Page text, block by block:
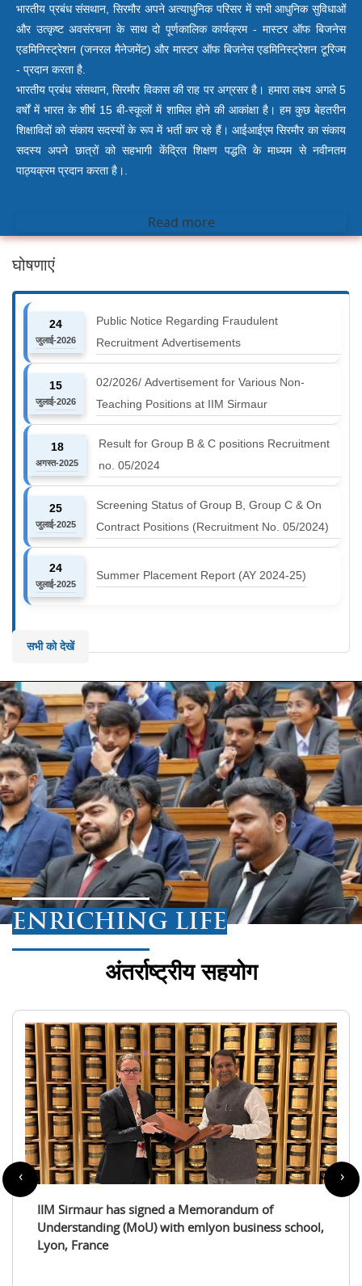
भारतीय प्रबंध संसथान, सिरमौर अपने अत्याधुनिक परिसर में सभी आधुनिक सुविधाओं
और उत्कृष्ट अवसंरचना के साथ दो पूर्णकालिक कार्यक्रम - मास्टर ऑफ बिजनेस
एडमिनिस्ट्रेशन (जनरल मैनेजमेंट) और मास्टर ऑफ बिजनेस एडमिनिस्ट्रेशन टूरिज्म
- प्रदान करता है.
भारतीय प्रबंध संसथान, सिरमौर विकास की राह पर अग्रसर है। हमारा लक्ष्य अगले 5
वर्षों में भारत के शीर्ष 15 बी-स्कूलों में शामिल होने की आकांक्षा है। हम कुछ बेहतरीन
शिक्षाविदों को संकाय सदस्यों के रूप में भर्ती कर रहे हैं। आईआईएम सिरमौर का संकाय
सदस्य अपने छात्रों को सहभागी केंद्रित शिक्षण पद्धति के माध्यम से नवीनतम
पाठ्यक्रम प्रदान करता है।.
Read more
घोषणाएं
24
जुलाई-2026
Public Notice Regarding Fraudulent
Recruitment Advertisements
15
जुलाई-2026
02/2026/ Advertisement for Various Non-
Teaching Positions at IIM Sirmaur
18
अगस्त-2025
Result for Group B & C positions Recruitment
no. 05/2024
25
जुलाई-2025
Screening Status of Group B, Group C & On
Contract Positions (Recruitment No. 05/2024)
24
जुलाई-2025
Summer Placement Report (AY 2024-25)
सभी को देखें
ENRICHING LIFE
अंतर्राष्ट्रीय सहयोग
IIM Sirmaur enters a partnership with the
International Tourism Studies Association (ITSA)
‹ ›